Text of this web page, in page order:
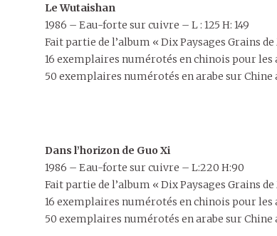
Le Wutaishan
1986 – Eau-forte sur cuivre – L : 125 H: 149
Fait partie de l’album « Dix Paysages Grains
16 exemplaires numérotés en chinois pour les
50 exemplaires numérotés en arabe sur Chine
Dans l’horizon de Guo Xi
1986 – Eau-forte sur cuivre – L:220 H:90
Fait partie de l’album « Dix Paysages Grains
16 exemplaires numérotés en chinois pour les
50 exemplaires numérotés en arabe sur Chine